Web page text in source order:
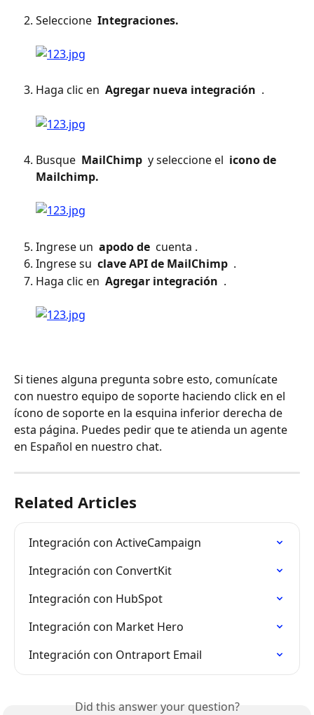
Seleccione Integraciones.
Haga clic en Agregar nueva integración .
Busque MailChimp y seleccione el icono de
Mailchimp.
Ingrese un apodo de cuenta .
Ingrese su clave API de MailChimp .
Haga clic en Agregar integración .
Si tienes alguna pregunta sobre esto, comunícate
con nuestro equipo de soporte haciendo click en el
ícono de soporte en la esquina inferior derecha de
esta página. Puedes pedir que te atienda un agente
en Español en nuestro chat.
Related Articles
Integración con ActiveCampaign
Integración con ConvertKit
Integración con HubSpot
Integración con Market Hero
Integración con Ontraport Email
Did this answer your question?